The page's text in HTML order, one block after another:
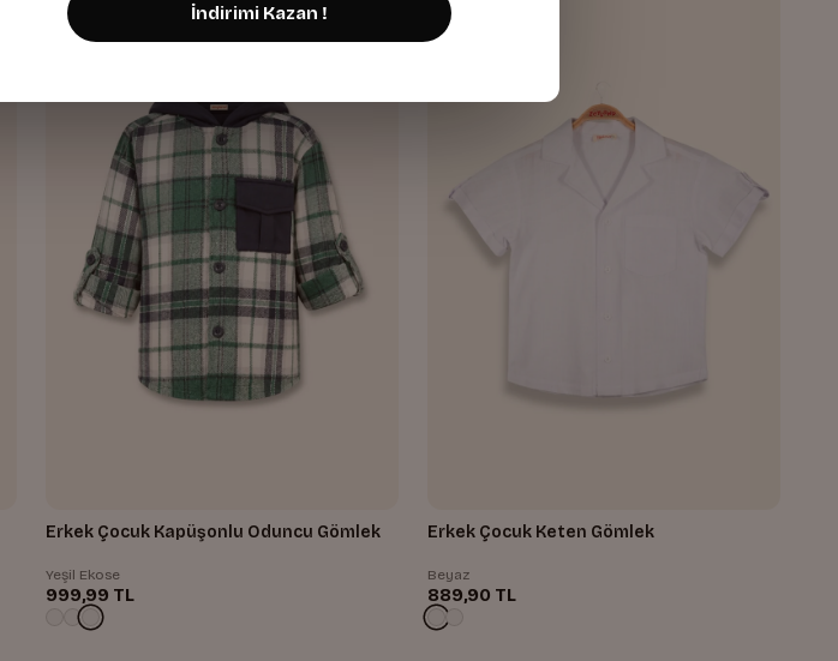
Erkek Çocuk Kapüşonlu Oduncu Gömlek
Yeşil Ekose
999,99 TL
Erkek Çocuk Keten Gömlek
Beyaz
889,90 TL
İndirimi Kazan !